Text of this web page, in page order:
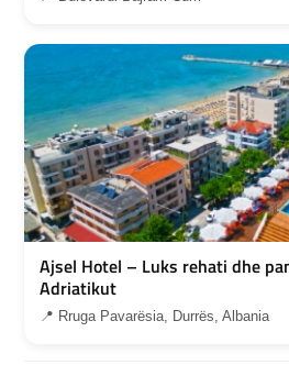
Ajsel Hotel – Luks rehati dhe
Adriatikut
📍 Rruga Pavarësia, Durrës, Albania